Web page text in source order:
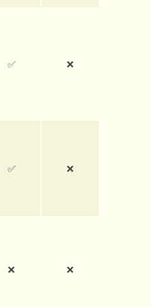
✅ ❌
✅ ❌
❌ ❌